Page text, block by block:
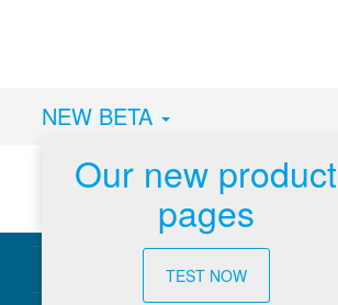
NEW BETA
Our new product
pages
TEST NOW
温控管理